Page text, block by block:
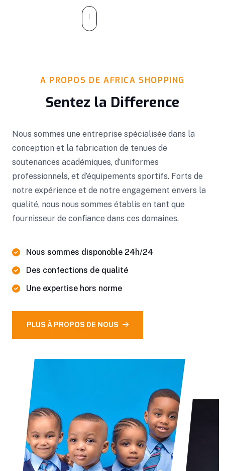
A PROPOS DE AFRICA SHOPPING
Sentez la Difference
Nous sommes une entreprise spécialisée dans la
conception et la fabrication de tenues de
soutenances académiques, d’uniformes
professionnels, et d’équipements sportifs. Forts de
notre expérience et de notre engagement envers la
qualité, nous nous sommes établis en tant que
fournisseur de confiance dans ces domaines.
Nous sommes disponoble 24h/24
Des confections de qualité
Une expertise hors norme
PLUS À PROPOS DE NOUS